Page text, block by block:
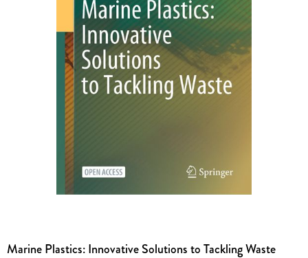
Marine Plastics: Innovative Solutions to Tackling Waste